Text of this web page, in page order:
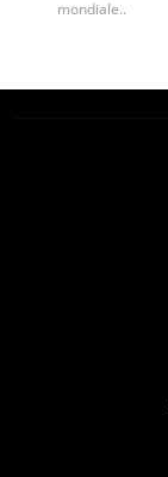
mondiale..